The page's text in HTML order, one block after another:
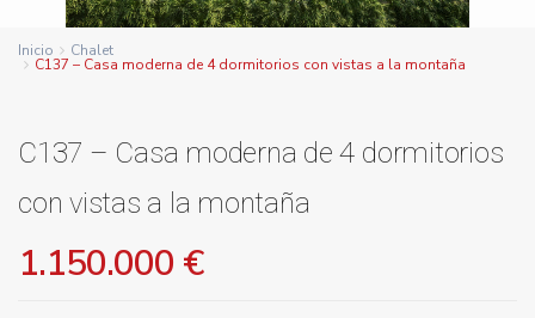
Inicio Chalet
C137 – Casa moderna de 4 dormitorios con vistas a la montaña
C137 – Casa moderna de 4 dormitorios
con vistas a la montaña
1.150.000 €